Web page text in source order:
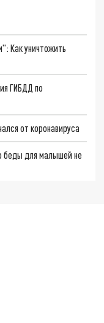
Как уничтожить
ГИБДД по
от коронавируса
беды для малышей не